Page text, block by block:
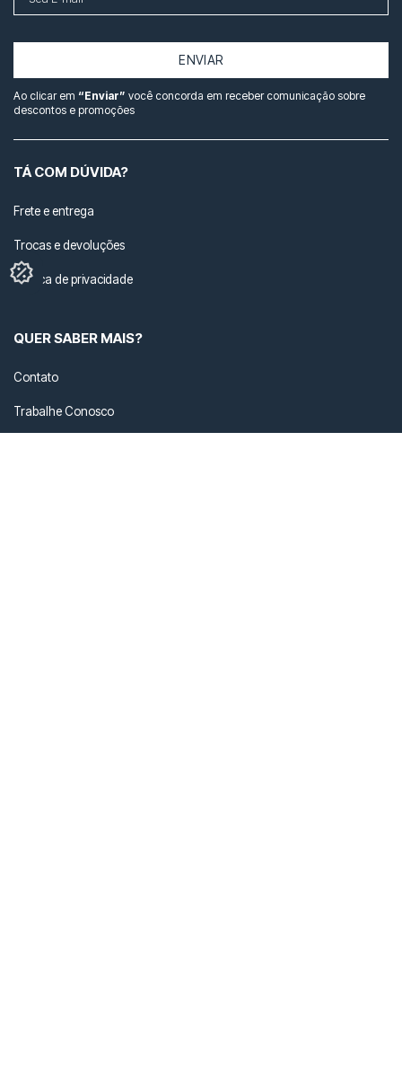
ENVIAR
Ao clicar em “Enviar” você concorda em receber comunicação sobre
descontos e promoções
TÁ COM DÚVIDA?
Frete e entrega
Trocas e devoluções
Política de privacidade
QUER SABER MAIS?
Contato
Trabalhe Conosco